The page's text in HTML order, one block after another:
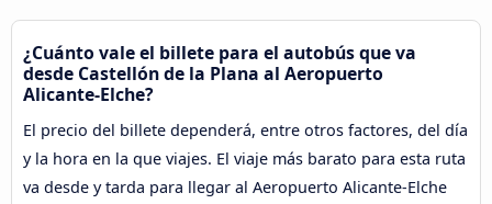
¿Cuánto vale el billete para el autobús que va
desde Castellón de la Plana al Aeropuerto
Alicante-Elche?
El precio del billete dependerá, entre otros factores, del día
y la hora en la que viajes. El viaje más barato para esta ruta
va desde y tarda para llegar al Aeropuerto Alicante-Elche